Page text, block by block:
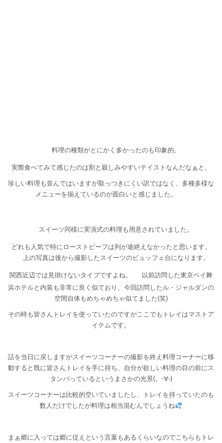
料理の種類がとにかく多かったのも印象的。
実際食べてみて感じたのは割と親しみやすいテイストなんだなぁと。
珍しい料理も並んではいますが取っつきにくい訳ではなく、多種多様な
メニューを揃えているのが面白いと感じました。
スイーツ同様に実演式の料理も用意されていました。
どれも人気で特にローストビーフは列が途絶えなかったと思います。
上の写真は後から撮影したスイーツのビュッフェ台になります。
関西近辺では見掛けないタイプですよね。
以前訪問した東京ベイ舞
浜ホテルと内装も非常に良く似ており、今回訪問したル・ジャルダンの
空間自体もめちゃめちゃ似てました(笑)
その時も皆さんトレイを使っていたのですがここでもトレイはマストア
イテムです。
話を当日に戻しますがスイーツコーナーの撮影を終え料理コーナーに移
動すると既に皆さんトレイを手に持ち、自分が欲しい料理の目の前にス
タンバっているというまさかの光景(。-∀-)
スイーツコーナーは比較的空いていましたし、トレイを持っていたのも
数人だけでしたが料理は相当混むんでしょうね
まぁ郷に入っては郷に従えという言葉もあるくらいなのでこちらもトレ